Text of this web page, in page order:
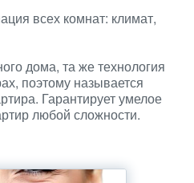
всех комнат: климат,
дома, та же технология
поэтому называется
Гарантирует умелое
любой сложности.